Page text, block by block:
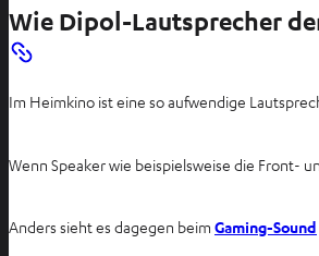
Wie Dipol-Lautsprecher
Im Heimkino ist eine so aufwendige
Wenn Speaker wie beispielsweise die Front-
Anders sieht es dagegen beim Gaming-Sound